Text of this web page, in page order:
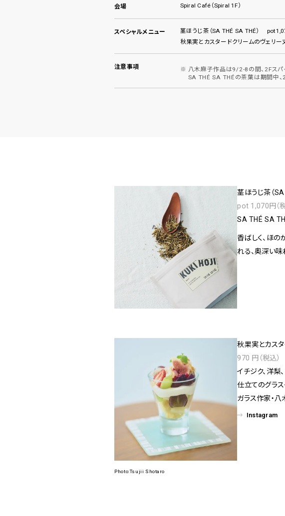
会場 Spiral Café（Spiral 1F）
スペシャルメニュー
茎ほうじ茶（SA THÉ SA THÉ）
秋果実とカスタードクリームのヴェリー
注意事項
八木麻子作品は9/2-8の間、2Fスパ
SA THÉ SA THÉの茶葉は期間中、
茎ほうじ茶（
pot 1,070円（税
SA THÉ SA
香ばしく、ほの
れる、奥深い味
Photo:Tsujii Shotaro
秋果実とカス
970 円（税込）
イチジク、洋梨
仕立てのグラス
ガラス作家・八
Instagram